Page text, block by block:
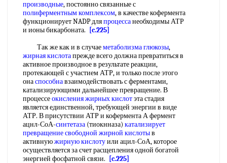
производные, постоянно связанные с
полиферментным комплексом, в качестве кофермента
функционирует NADP дляпроцессанеобходимы АТР
и ионы бикарбоната.
[c.225]
Так же как и в случаеметаболизма глюкозы,
жирная кислотапрежде всего должна превратиться в
активное производное в результате реакции,
протекающей с участием АТР, и только после этого
онаспособнавзаимодействовать с ферментами,
катализирующими дальнейшее превращение. В
процессеокисления жирных кислотэта стадия
является единственной, требующей энергии в виде
АТР. В присутствии АТР и кофермента А фермент
ацнл-СоА-синтетаза (тиокнназа) катализирует
превращениесвободной жирной кислотыв
активнуюжирную кислотуили ацил-СоА, которое
осуществляется за счет расщепления одной богатой
энергией фосфатной связи.
[c.225]